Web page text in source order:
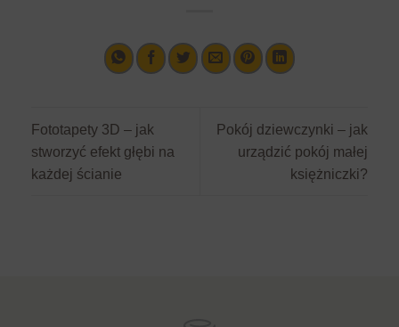
Fototapety 3D – jak
stworzyć efekt głębi na
każdej ścianie
Pokój dziewczynki – jak
urządzić pokój małej
księżniczki?